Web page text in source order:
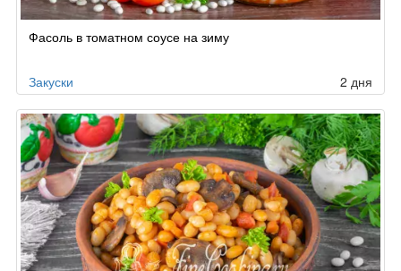
Фасоль в томатном соусе на зиму
Закуски 2 дня